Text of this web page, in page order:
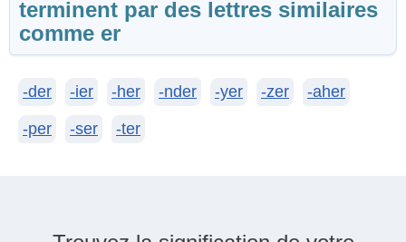
terminent par des lettres similaires
comme er
-der -ier -her -nder -yer -zer -aher
-per -ser -ter